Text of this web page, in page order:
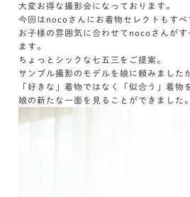
大変お得な撮影会になっております。
今回はnocoさんにお着物セレクトもすべ
お子様の雰囲気に合わせてnocoさんがす
ます。
ちょっとシックな七五三をご提案。
サンプル撮影のモデルを娘に頼みました
「好きな」着物ではなく「似合う」着物
娘の新たな一面を見ることができました。